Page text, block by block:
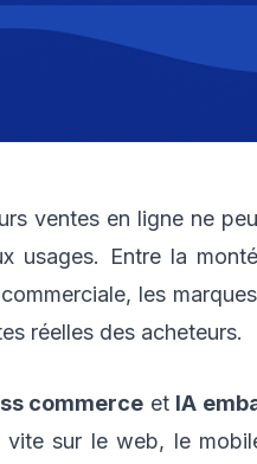
ventes en ligne ne
usages. Entre la
les
réelles des acheteurs.
commerce et IA
sur le web, le